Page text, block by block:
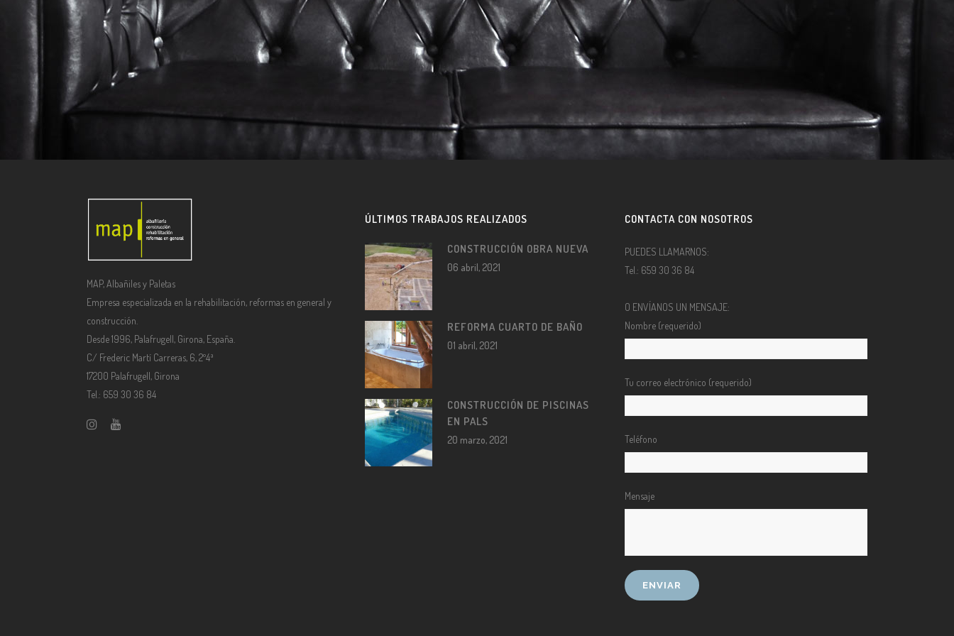
MAP, Albañiles y Paletas
Empresa especializada en la rehabilitación, reformas en general y
construcción.
Desde 1996, Palafrugell, Girona, España.
C/ Frederic Martí Carreras, 6, 2º4ª
17200 Palafrugell, Girona
Tel.: 659 30 36 84
ÚLTIMOS TRABAJOS REALIZADOS
CONSTRUCCIÓN OBRA NUEVA
06 abril, 2021
REFORMA CUARTO DE BAÑO
01 abril, 2021
CONSTRUCCIÓN DE PISCINAS
EN PALS
20 marzo, 2021
CONTACTA CON NOSOTROS
PUEDES LLAMARNOS:
Tel.: 659 30 36 84
O ENVÍANOS UN MENSAJE:
Nombre (requerido)
Tu correo electrónico (requerido)
Teléfono
Mensaje